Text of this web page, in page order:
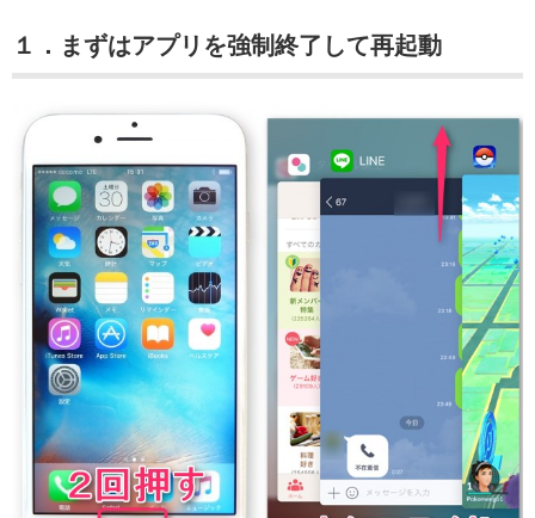
１．まずはアプリを強制終了して再起動